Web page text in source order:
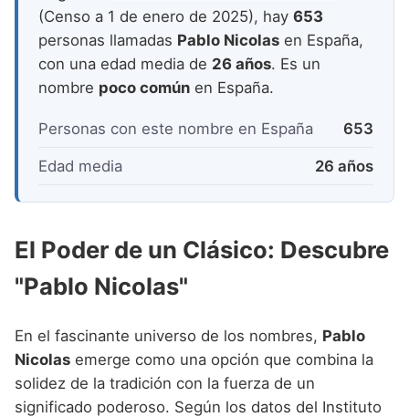
Nombres de niño que empiezan por P
Nombres de niño que empiezan por Q
Nombres de niño que empiezan por R
Nombres de niño que empiezan por W
Nombres de niño que empiezan por X
Nombres de niño que empiezan por Y
Nombres de niño que empiezan por Z
Nombres de Niño Valencianos
Nombres de Niño Vascos
Nombres de Niño Rumanos
Nombres de Niño Rusos
Nombres de Niño Suecos
(Censo a 1 de enero de 2025), hay 653
personas llamadas Pablo Nicolas en España,
con una edad media de 26 años. Es un
nombre poco común en España.
Personas con este nombre en España 653
Edad media 26 años
El Poder de un Clásico: Descubre
"Pablo Nicolas"
En el fascinante universo de los nombres, Pablo
Nicolas emerge como una opción que combina la
solidez de la tradición con la fuerza de un
significado poderoso. Según los datos del Instituto